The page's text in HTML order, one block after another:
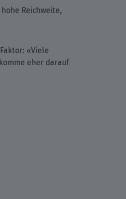
Reichweite,
«Viele
eher darauf